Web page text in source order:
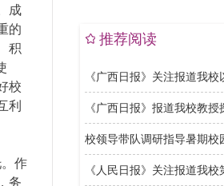
成
的
积
校
利
作
务
推荐阅读